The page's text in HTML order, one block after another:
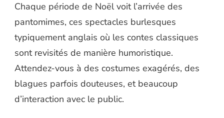
Chaque période de Noël voit l’arrivée des
pantomimes, ces spectacles burlesques
typiquement anglais où les contes classiques
sont revisités de manière humoristique.
Attendez-vous à des costumes exagérés, des
blagues parfois douteuses, et beaucoup
d’interaction avec le public.